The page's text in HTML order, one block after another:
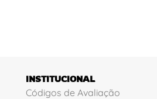
INSTITUCIONAL
Códigos de Avaliação